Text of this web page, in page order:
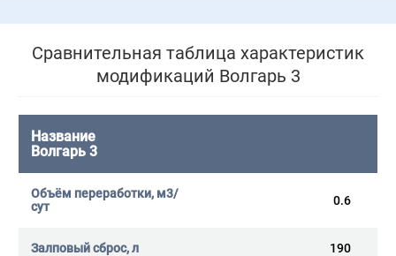
Сравнительная таблица характеристик
модификаций Волгарь 3
Волгарь 3
0.6
190